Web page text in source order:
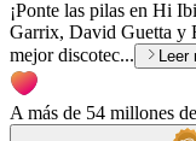
¡Ponte las pilas en Hi
Garrix, David Guetta y
mejor discotec...
A más de 54 millones